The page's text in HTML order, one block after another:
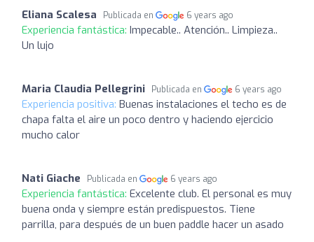
Eliana Scalesa Publicada en 6 years ago
Experiencia fantástica: Impecable.. Atención.. Limpieza..
Un lujo
Maria Claudia Pellegrini Publicada en 6 years ago
Experiencia positiva: Buenas instalaciones el techo es de
chapa falta el aire un poco dentro y haciendo ejercicio
mucho calor
Nati Giache Publicada en 6 years ago
Experiencia fantástica: Excelente club. El personal es muy
buena onda y siempre están predispuestos. Tiene
parrilla, para después de un buen paddle hacer un asado